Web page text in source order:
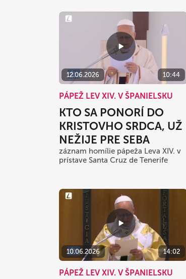
12.06.2026 10:44
PÁPEŽ LEV XIV. V ŠPANIELSKU
KTO SA PONORÍ DO
KRISTOVHO SRDCA, UŽ
NEŽIJE PRE SEBA
záznam homílie pápeža Leva XIV. v
prístave Santa Cruz de Tenerife
10.06.2026 14:02
PÁPEŽ LEV XIV. V ŠPANIELSKU